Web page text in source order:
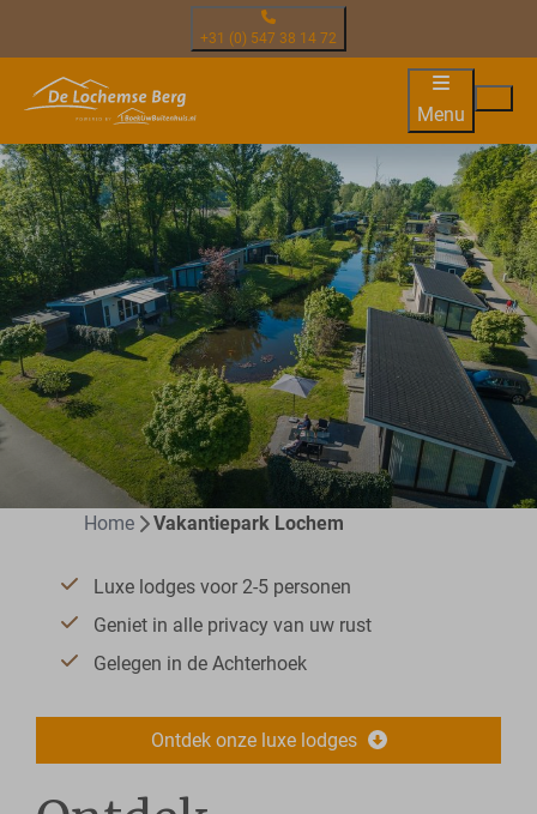
+31 (0) 547 38 14 72
Menu
Home Vakantiepark Lochem
Luxe lodges voor 2-5 personen
Geniet in alle privacy van uw rust
Gelegen in de Achterhoek
Ontdek onze luxe lodges